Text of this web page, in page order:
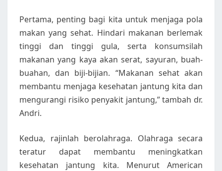
Pertama, penting bagi kita untuk menjaga pola
makan yang sehat. Hindari makanan berlemak
tinggi dan tinggi gula, serta konsumsilah
makanan yang kaya akan serat, sayuran, buah-
buahan, dan biji-bijian. “Makanan sehat akan
membantu menjaga kesehatan jantung kita dan
mengurangi risiko penyakit jantung,” tambah dr.
Andri.
Kedua, rajinlah berolahraga. Olahraga secara
teratur dapat membantu meningkatkan
kesehatan jantung kita. Menurut American